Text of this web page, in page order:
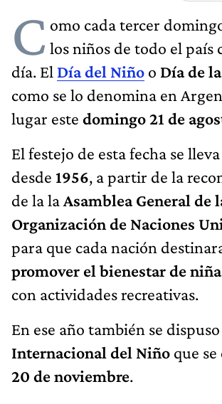
C omo cada tercer
los niños de todo el país
día. El Día del Niño o Díade
como se lo denomina en
lugar este domingo 21 de
El festejo de esta fecha se
desde 1956, a partir de la
de la laAsamblea General de
Organización de Naciones
para que cada nación
promover el bienestar de
con actividades recreativas.
En ese año también se
Internacional del Niño que
20 de noviembre.